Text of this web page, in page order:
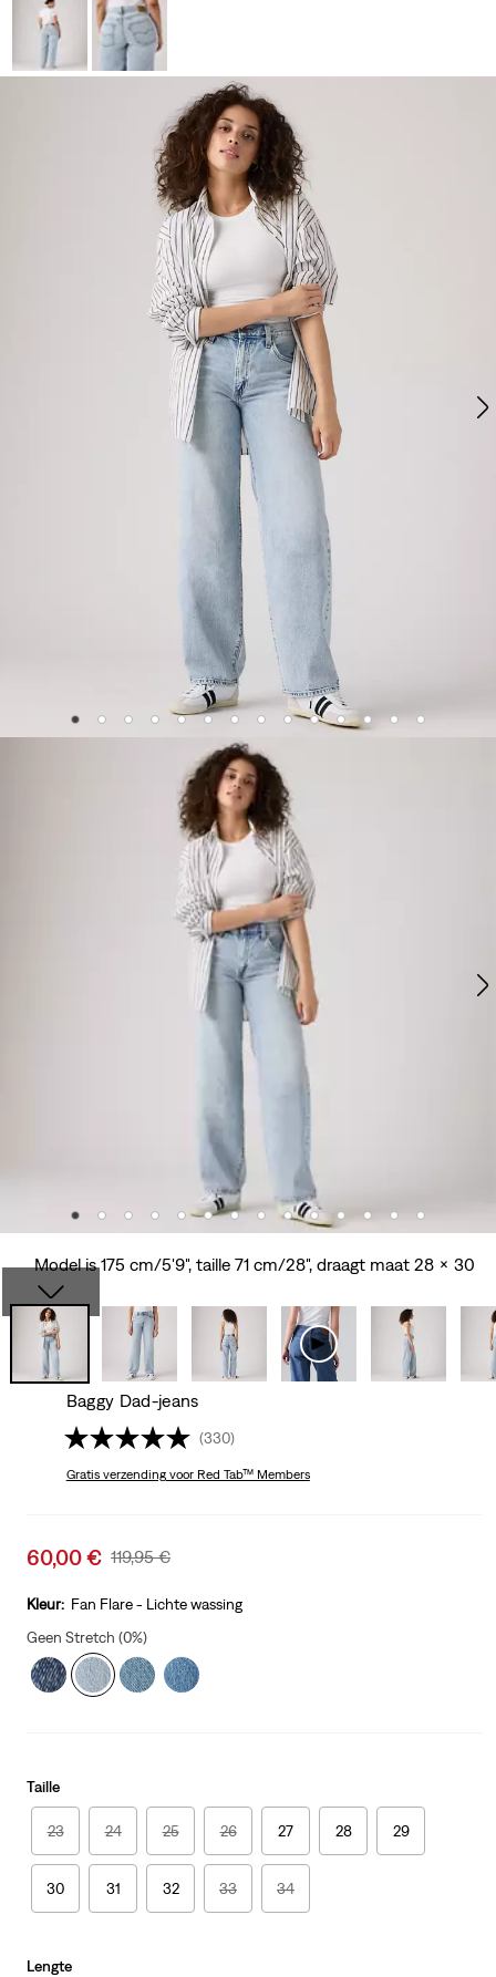
Model is 175 cm/5'9", taille 71 cm/28", draagt maat 28 x 30
Baggy Dad-jeans
(330)
Gratis verzendingvoor Red Tab™ Members
Sale
is
60,00 € Original
Was
119,95 €
Kleur: Fan Flare - Lichte wassing
Geen Stretch (0%)
Taille
23 24 25 26 27 28 29
30 31 32 33 34
Lengte